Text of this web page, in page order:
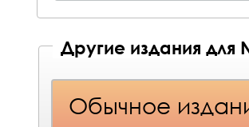
Другие издания для
Обычное